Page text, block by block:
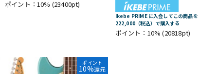
ポイント：10% (23400pt)
Ikebe PRIME に入会してこの商品を
222,000（税込）で購入する
ポイント：10%(20818pt)
ポイント
10%還元